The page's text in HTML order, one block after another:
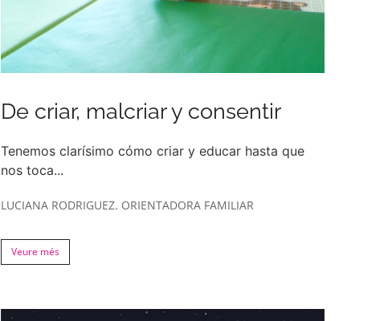
De criar, malcriar y consentir
Tenemos clarísimo cómo criar y educar hasta que
nos toca...
LUCIANA RODRIGUEZ. ORIENTADORA FAMILIAR
Veure més